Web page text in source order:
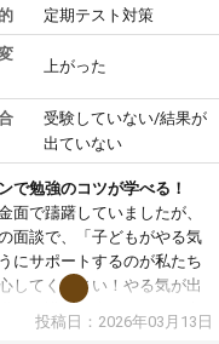
定期テスト対策
上がった
受験していない/結果が
出ていない
で勉強のコツが学べる！
面で躊躇していましたが、
面談で、「子どもがやる気
にサポートするのが私たち
してください！やる気が出
たち講師の責任です」と言
さり、確かに！と考えて、思
投稿日：2026年03月13日